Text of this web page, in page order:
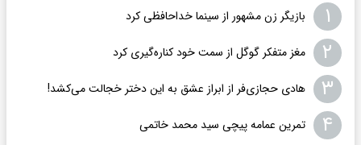
۱ بازیگر زن مشهور از سینما خداحافظی کرد
۲ مغز متفکر گوگل از سمت خود کناره‌گیری کرد
۳ هادی حجازی‌فر از ابراز عشق به این دختر خجالت می‌کشد!
۴ تمرین عمامه پیچی سید محمد خاتمی